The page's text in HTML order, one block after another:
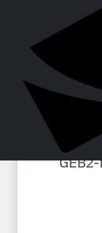
നിന്നും
അനുമതി